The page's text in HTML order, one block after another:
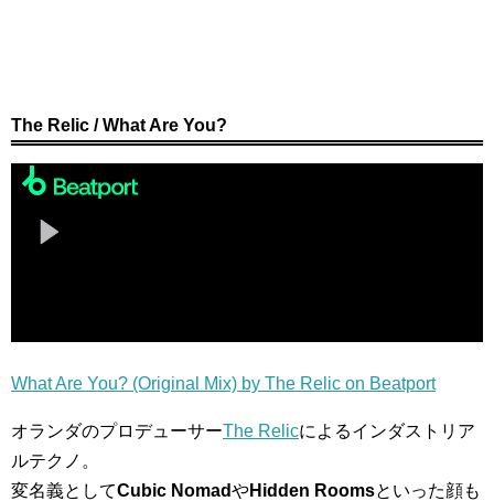
The Relic / What Are You?
What Are You? (Original Mix) by The Relic on Beatport
オランダのプロデューサーThe Relicによるインダストリア
ルテクノ。
変名義としてCubic NomadやHidden Roomsといった顔も